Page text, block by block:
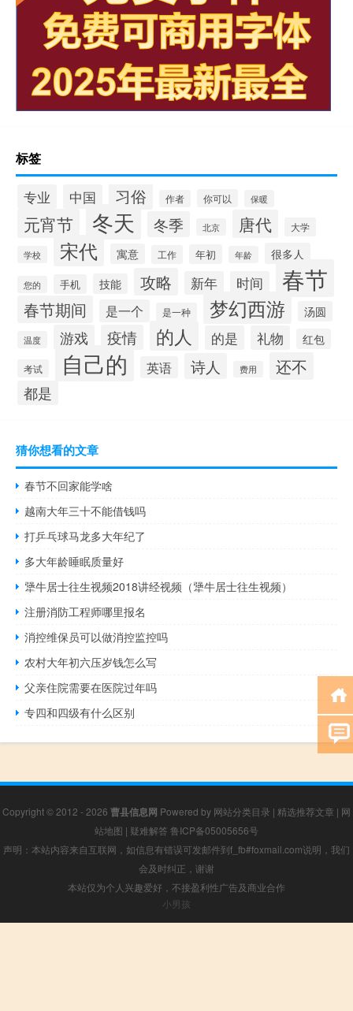
标签
专业 中国 习俗 作者 你可以 保暖
元宵节 冬天 冬季 北京 唐代 大学
学校 宋代 寓意 工作 年初 年龄 很多人
您的 手机 技能 攻略 新年 时间 春节
春节期间 是一个 是一种 梦幻西游 汤圆
温度 游戏 疫情 的人 的是 礼物 红包
考试 自己的 英语 诗人 费用 还不
都是
猜你想看的文章
春节不回家能学啥
越南大年三十不能借钱吗
打乒乓球马龙多大年纪了
多大年龄睡眠质量好
犟牛居士往生视频2018讲经视频（犟牛居士往生视频）
注册消防工程师哪里报名
消控维保员可以做消控监控吗
农村大年初六压岁钱怎么写
父亲住院需要在医院过年吗
专四和四级有什么区别
Copyright © 2012 - 2026 曹县信息网 Powered by 网站分类目录 | 精选推荐文章 | 网
站地图 | 疑难解答 鲁ICP备05005656号
声明：本站内容来自互联网，如信息有错误可发邮件到f_fb#foxmail.com说明，我们
会及时纠正，谢谢
本站仅为个人兴趣爱好，不接盈利性广告及商业合作
小男孩